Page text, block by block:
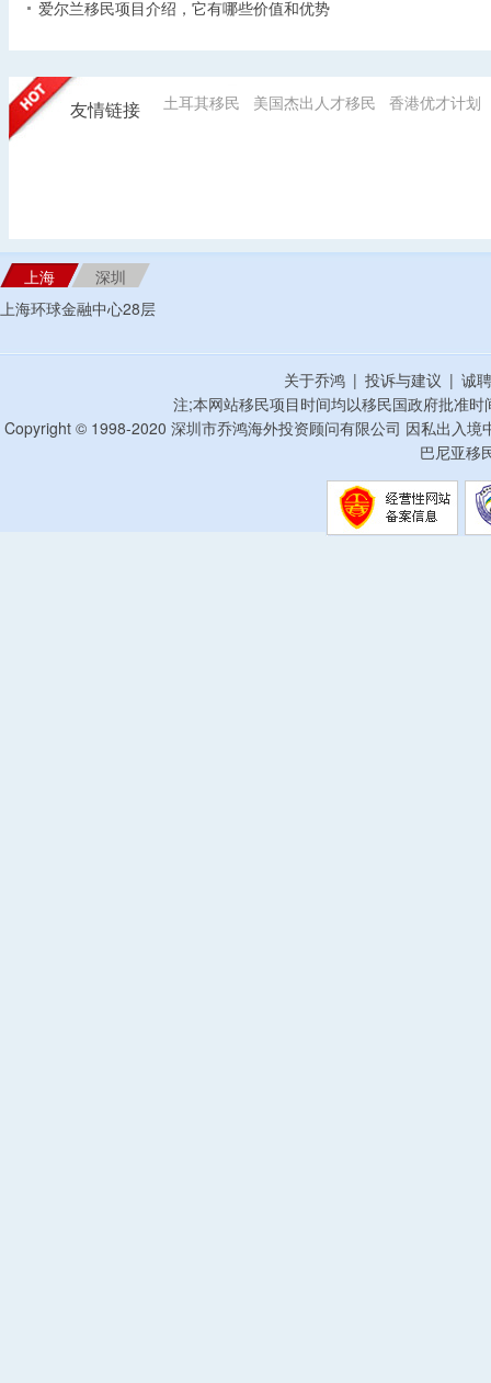
爱尔兰移民项目介绍，它有哪些价值和优势
友情链接 土耳其移民 美国杰出人才移民 香港优才计划
上海
深圳
上海环球金融中心28层
关于乔鸿 | 投诉与建议 | 诚
注;本网站移民项目时间均以移民国政府批准
Copyright © 1998-2020 深圳市乔鸿海外投资顾问有限公司 因私出入
巴尼亚移